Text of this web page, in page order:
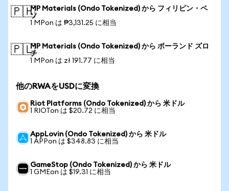
🇵🇭MP Materials (Ondo Tokenized) から フィリピン・ペ
ソ
1 MPon は ₱3,131.25 に相当
🇵🇱MP Materials (Ondo Tokenized) から ポーランド ズロ
チ
1 MPon は zł 191.77 に相当
他のRWAをUSDに変換
Riot Platforms (Ondo Tokenized) から 米ドル
1 RIOTon は $20.72 に相当
AppLovin (Ondo Tokenized) から 米ドル
1 APPon は $348.83 に相当
GameStop (Ondo Tokenized) から 米ドル
1 GMEon は $19.31 に相当